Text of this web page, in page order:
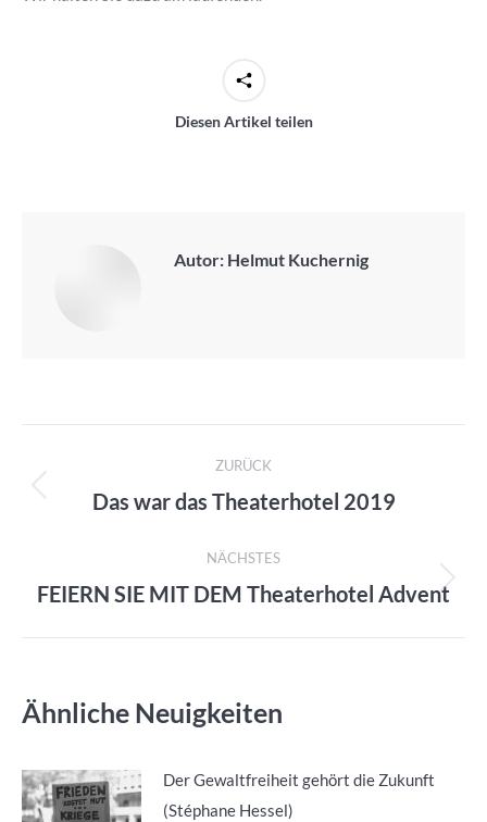
Diesen Artikel teilen
Autor: Helmut Kuchernig
Kommentarnavigation
ZURÜCK
Vorheriger
Das war das Theaterhotel 2019
NÄCHSTES
Nächster
FEIERN SIE MIT DEM Theaterhotel Advent
Ähnliche Neuigkeiten
Der Gewaltfreiheit gehört die Zukunft
(Stéphane Hessel)